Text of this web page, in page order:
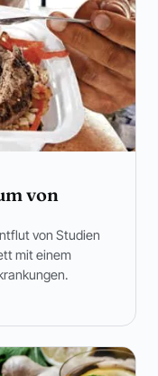
von
von Studien
mit einem